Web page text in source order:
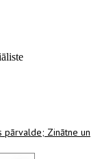
pārvalde; Zinātne un